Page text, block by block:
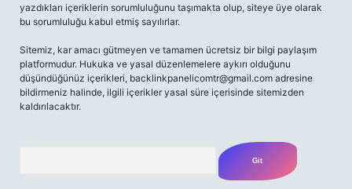
yazdıkları içeriklerin sorumluluğunu taşımakta olup, siteye üye olarak
bu sorumluluğu kabul etmiş sayılırlar.
Sitemiz, kar amacı gütmeyen ve tamamen ücretsiz bir bilgi paylaşım
platformudur. Hukuka ve yasal düzenlemelere aykırı olduğunu
düşündüğünüz içerikleri, backlinkpanelicomtr@gmail.com adresine
bildirmeniz halinde, ilgili içerikler yasal süre içerisinde sitemizden
kaldırılacaktır.